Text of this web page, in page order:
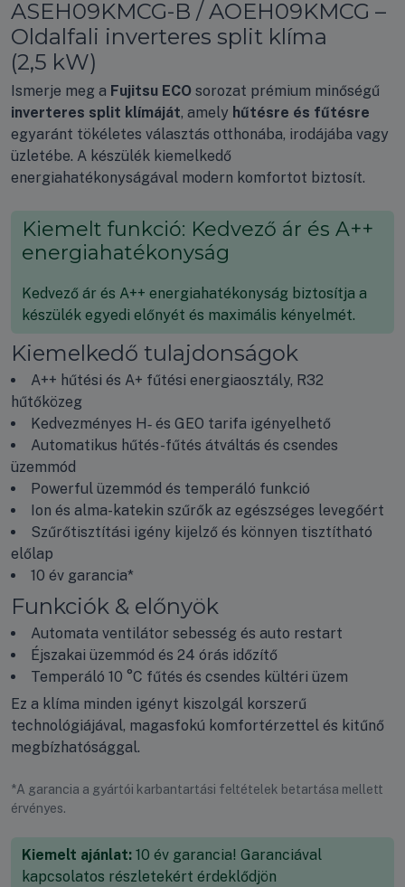
ASEH09KMCG-B / AOEH09KMCG –
Oldalfali inverteres split klíma
(2,5 kW)
Ismerje meg a Fujitsu ECO sorozat prémium minőségű
inverteres split klímáját, amely hűtésre és fűtésre
egyaránt tökéletes választás otthonába, irodájába vagy
üzletébe. A készülék kiemelkedő
energiahatékonyságával modern komfortot biztosít.
Kiemelt funkció: Kedvező ár és A++
energiahatékonyság
Kedvező ár és A++ energiahatékonyság biztosítja a
készülék egyedi előnyét és maximális kényelmét.
Kiemelkedő tulajdonságok
A++ hűtési és A+ fűtési energiaosztály, R32
hűtőközeg
Kedvezményes H‑ és GEO tarifa igényelhető
Automatikus hűtés-fűtés átváltás és csendes
üzemmód
Powerful üzemmód és temperáló funkció
Ion és alma-katekin szűrők az egészséges levegőért
Szűrőtisztítási igény kijelző és könnyen tisztítható
előlap
10 év garancia*
Funkciók & előnyök
Automata ventilátor sebesség és auto restart
Éjszakai üzemmód és 24 órás időzítő
Temperáló 10 °C fűtés és csendes kültéri üzem
Ez a klíma minden igényt kiszolgál korszerű
technológiájával, magasfokú komfortérzettel és kitűnő
megbízhatósággal.
*A garancia a gyártói karbantartási feltételek betartása mellett
érvényes.
Kiemelt ajánlat: 10 év garancia! Garanciával
kapcsolatos részletekért érdeklődjön